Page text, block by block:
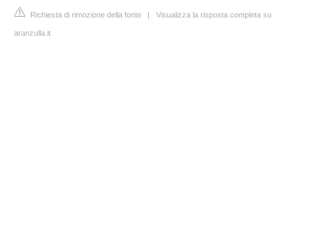
Richiesta di rimozione della fonte | Visualizza la risposta completa su
aranzulla.it